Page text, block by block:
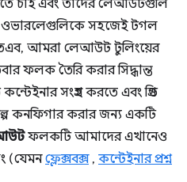
চাই এবং তাদের লেআউটগুলি
ওভারলেগুলিকে সহজেই টগল
আমরা লেআউট টুলিংয়ের
ফলক তৈরি করার সিদ্ধান্ত
সংগ্রহ করতে এবং গ্রিড
কনফিগার করার জন্য একটি
ফলকটি আমাদের এখানেও
(যেমনফ্লেক্সবক্স, কন্টেইনার প্রশ্ন